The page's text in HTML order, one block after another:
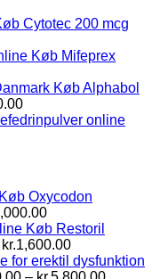
Cytotec 200 mcg
Køb Mifeprex
Køb Alphabol
Prisinterval:
kr.500.00 online
Køb Oxycodon
Prisinterval:
kr.1,200.00
til
kr.2,000.00
Køb Restoril
kr.1,600.00Prisinterval:
kr.600.00
til